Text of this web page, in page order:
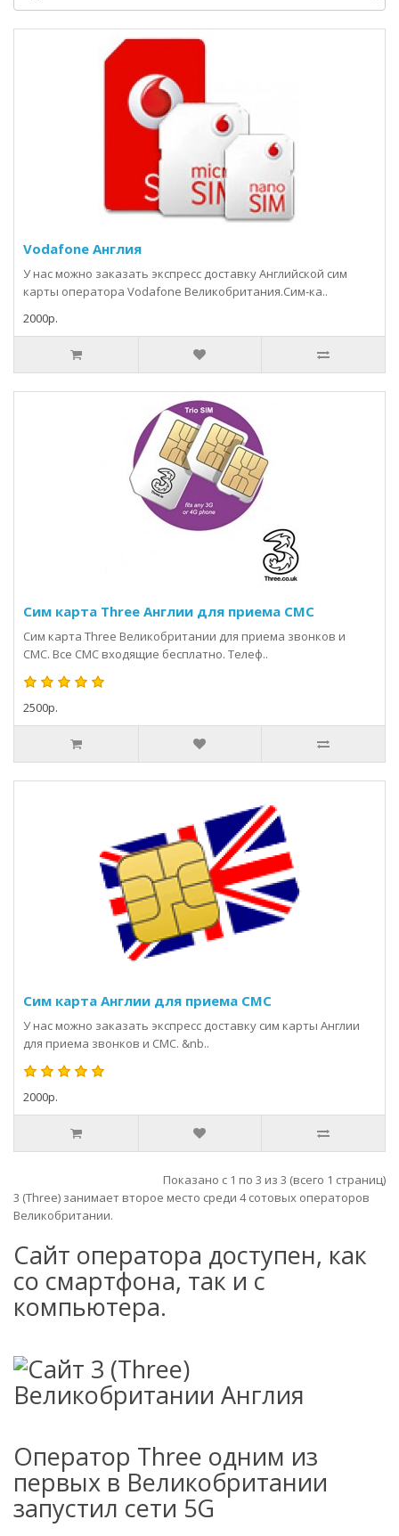
Vodafone Англия
У нас можно заказать экспресс доставку Английской сим
карты оператора Vodafone Великобритания.Сим-ка..
2000р.
Сим карта Three Англии для приема СМС
Сим карта Three Великобритании для приема звонков и
СМС. Все СМС входящие бесплатно. Телеф..
2500р.
Сим карта Англии для приема СМС
У нас можно заказать экспресс доставку сим карты Англии
для приема звонков и СМС. &nb..
2000р.
Показано с 1 по 3 из 3 (всего 1 страниц)
3 (Three) занимает второе место среди 4 сотовых операторов
Великобритании.
Сайт оператора доступен, как
со смартфона, так и с
компьютера.
Оператор Three одним из
первых в Великобритании
запустил сети 5G